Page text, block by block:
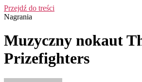
Przejdź do treści
Nagrania
Muzyczny nokaut
Prizefighters